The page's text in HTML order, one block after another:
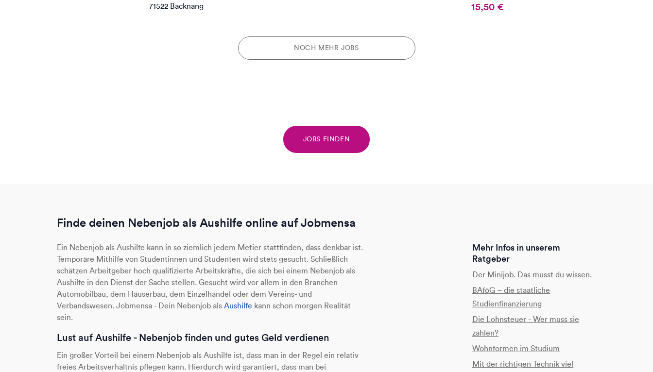
71522 Backnang 15,50€
NOCH MEHR JOBS
JOBS FINDEN
Finde deinen Nebenjob als Aushilfe online auf Jobmensa
Ein Nebenjob als Aushilfe kann in so ziemlich jedem Metier stattfinden, dass denkbar ist.
Temporäre Mithilfe von Studentinnen und Studenten wird stets gesucht. Schließlich
schätzen Arbeitgeber hoch qualifizierte Arbeitskräfte, die sich bei einem Nebenjob als
Aushilfe in den Dienst der Sache stellen. Gesucht wird vor allem in den Branchen
Automobilbau, dem Häuserbau, dem Einzelhandel oder dem Vereins- und
Verbandswesen. Jobmensa - Dein Nebenjob als Aushilfe kann schon morgen Realität
sein.
Lust auf Aushilfe - Nebenjob finden und gutes Geld verdienen
Ein großer Vorteil bei einem Nebenjob als Aushilfe ist, dass man in der Regel ein relativ
freies Arbeitsverhältnis pflegen kann. Hierdurch wird garantiert, dass man bei
Mehr Infos in unserem
Ratgeber
Der Minijob. Das musst du wissen.
BAföG – die staatliche
Studienfinanzierung
Die Lohnsteuer - Wer muss sie
zahlen?
Wohnformen im Studium
Mit der richtigen Technik viel